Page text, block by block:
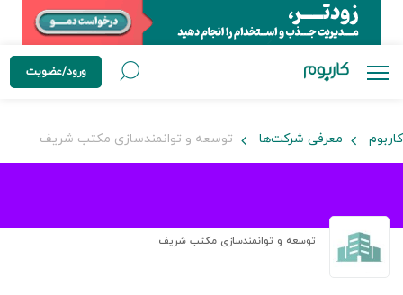
ورود/عضویت
کاربوم معرفی شرکت‌ها توسعه و توانمندسازی مکتب شريف
توسعه و توانمندسازی مکتب شريف